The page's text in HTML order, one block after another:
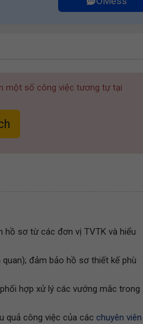
một số công việc tương tự tại
hồ sơ từ các đơn vị TVTK và hiểu
đảm bảo hồ sơ thiết kế phù
hợp xử lý các vướng mắc trong
quả công việc của các chuyên viên